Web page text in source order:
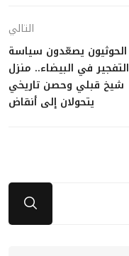
التالي
الحوثيون يصعّدون سياسة
التفجير في البيضاء.. منزل
شيخ قبلي وحصن تاريخي
يتحولان إلى أنقاض